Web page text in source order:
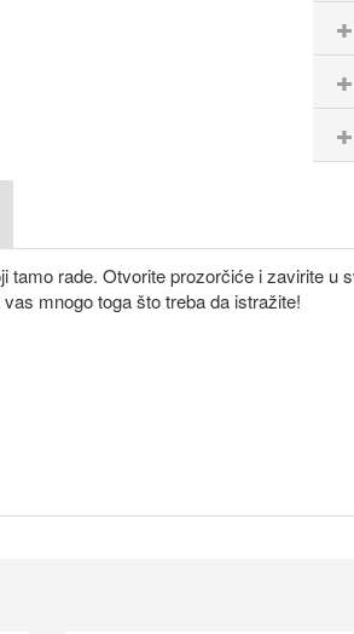
rade. Otvorite prozorčiće i zavirite u
mnogo toga što treba da istražite!